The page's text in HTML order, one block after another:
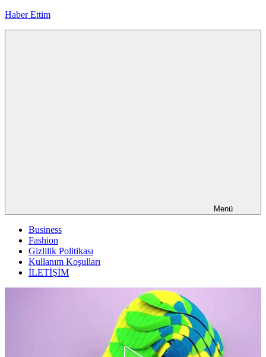
İçeriğe
Haber Ettim
Menü
Business
Fashion
Gizlilik Politikası
Kullanım Koşulları
İLETİŞİM